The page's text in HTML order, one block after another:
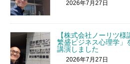
2026年7月27日
【株式会社ノーリツ
繁盛ビジネス心理学」
講演しました
2026年7月27日